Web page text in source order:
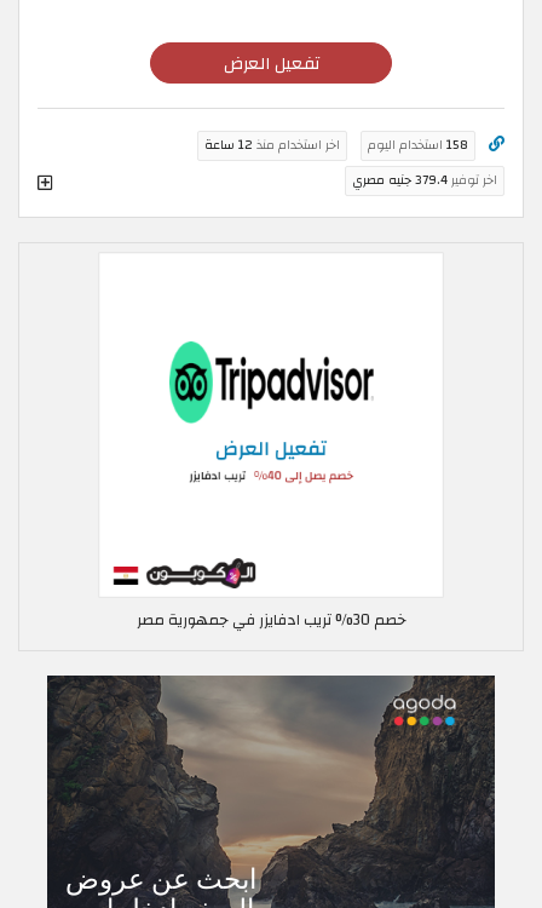
تفعيل العرض
158 استخدام اليوم اخر استخدام منذ 12 ساعة
اخر توفير379.4 جنيه مصري
خصم 30% تريب ادفايزر في جمهورية مصر